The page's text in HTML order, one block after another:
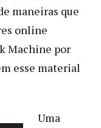
maneiras que
online
Machine por
esse material
Uma